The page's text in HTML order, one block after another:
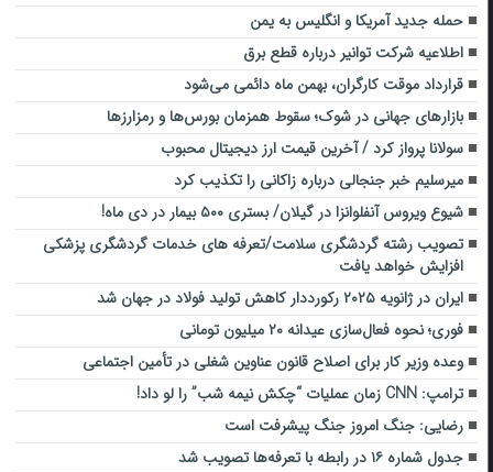
حمله جدید آمریکا و انگلیس به یمن
اطلاعیه شرکت توانیر درباره قطع برق
قرارداد موقت کارگران، بهمن ماه دائمی می‌شود
بازارهای جهانی در شوک؛ سقوط همزمان بورس‌ها و رمزارزها
سولانا پرواز کرد / آخرین قیمت ارز دیجیتال محبوب
میرسلیم خبر جنجالی درباره زاکانی را تکذیب کرد
شیوع ویروس آنفلو‌انزا در ‌گیلان/ بستری ۵۰۰ بیمار در دی ماه!
تصویب رشته گردشگری سلامت/تعرفه های خدمات گردشگری پزشکی
افزایش خواهد یافت
ایران در ژانویه ۲۰۲۵ رکورددار کاهش تولید فولاد در جهان شد
فوری؛ نحوه فعال‌سازی عیدانه ۲۰ میلیون تومانی
وعده وزیر کار برای اصلاح قانون عناوین شغلی در تأمین اجتماعی
ترامپ: CNN زمان عملیات “چکش نیمه شب” را لو داد!
رضایی: جنگ امروز جنگ پیشرفت است
جدول شماره ۱۶ در رابطه با تعرفه‌ها تصویب شد